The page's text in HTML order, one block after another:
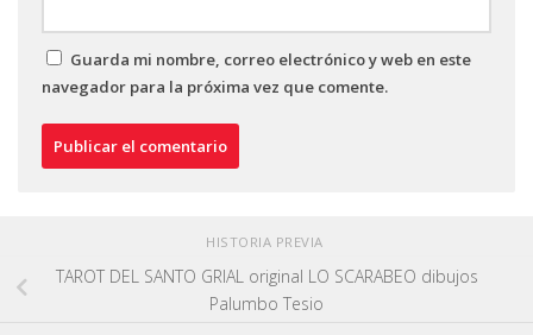
Guarda mi nombre, correo electrónico y web en este
navegador para la próxima vez que comente.
HISTORIA PREVIA
TAROT DEL SANTO GRIAL original LO SCARABEO dibujos
Palumbo Tesio